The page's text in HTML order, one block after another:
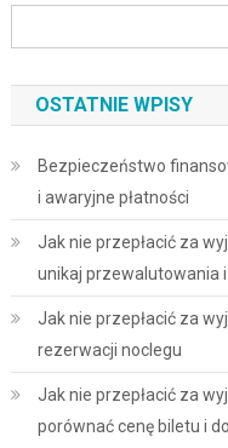
OSTATNIE WPISY
Bezpieczeństwo
i awaryjne płatności
Jak nie przepłacić za
unikaj przewalutowania i
Jak nie przepłacić za
rezerwacji noclegu
Jak nie przepłacić za
porównać cenę biletu i